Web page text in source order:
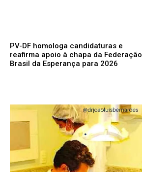
PV-DF homologa candidaturas e
reafirma apoio à chapa da Federação
Brasil da Esperança para 2026